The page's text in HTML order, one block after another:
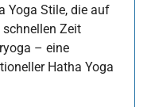
Yoga Stile, die auf
schnellen Zeit
– eine
Hatha Yoga